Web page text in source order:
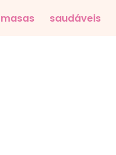
masas saudáveis